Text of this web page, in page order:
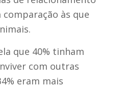
comparação às que
que 40% tinham
com outras
eram mais